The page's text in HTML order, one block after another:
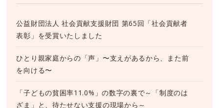
公益財団法人 社会貢献支援財団 第65回「社会貢献者
表彰」を受賞いたしました
ひとり親家庭からの「声」〜支えがあるから、また前
を向ける〜
「子どもの貧困率11.0%」の数字の裏で～「制度のは
ざま」と、待たせない支援の現場から～